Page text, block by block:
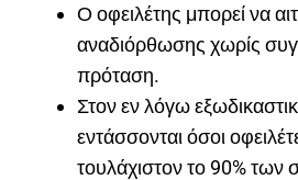
Ο οφειλέτης μπορεί να
αναδιόρθωσης χωρίς
πρόταση.
Στον εν λόγω
εντάσσονται όσοι
τουλάχιστον το 90% των